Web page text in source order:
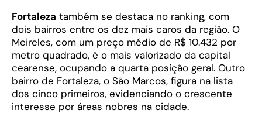
Fortaleza também se destaca no ranking, com
dois bairros entre os dez mais caros da região. O
Meireles, com um preço médio de R$ 10.432 por
metro quadrado, é o mais valorizado da capital
cearense, ocupando a quarta posição geral. Outro
bairro de Fortaleza, o São Marcos, figura na lista
dos cinco primeiros, evidenciando o crescente
interesse por áreas nobres na cidade.